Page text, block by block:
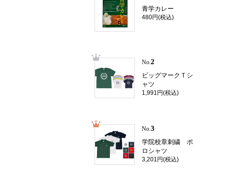
青学カレー
480円(税込)
No.2
ビッグマークＴシ
ャツ
1,991円(税込)
No.3
学院校章刺繍 ポ
ロシャツ
3,201円(税込)